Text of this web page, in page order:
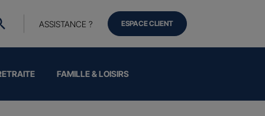
FAMILLE & LOISIRS
ASSISTANCE ? ESPACE CLIENT